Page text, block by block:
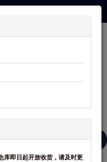
库即日起开放收货，请及时更